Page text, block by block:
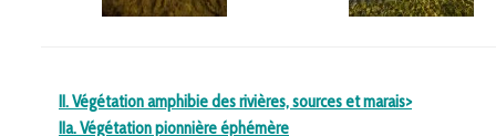
II. Végétation amphibie des rivières, sources et marais>
IIa. Végétation pionnière éphémère